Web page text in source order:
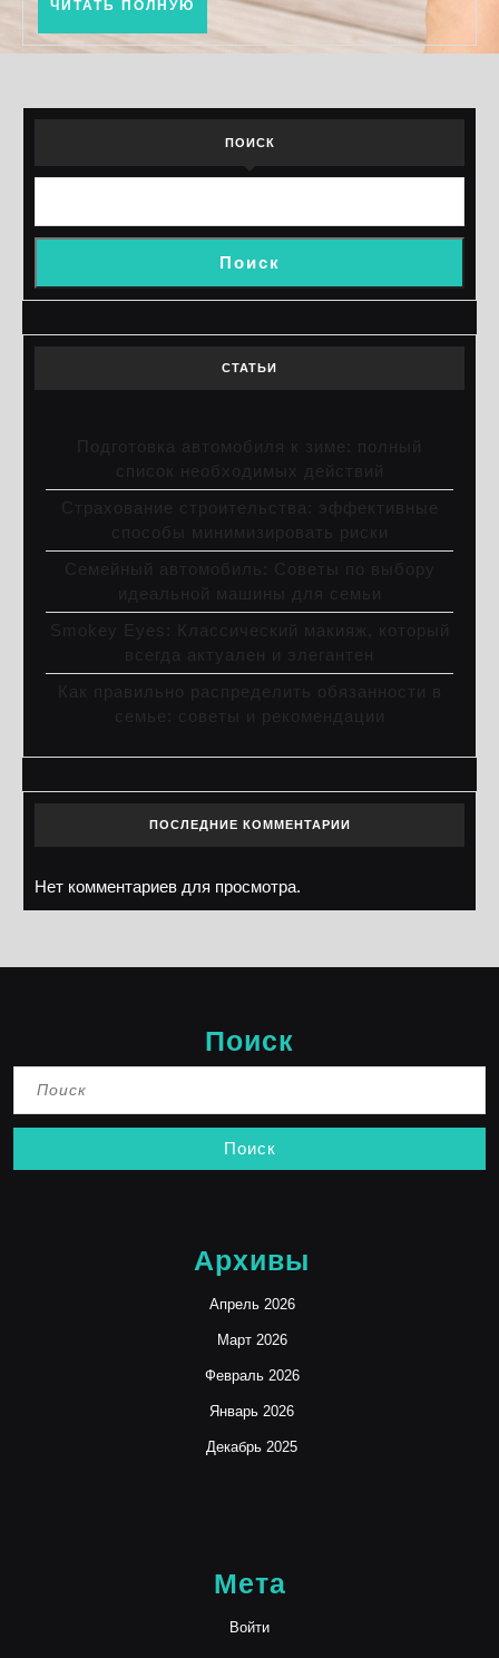
ЧИТАТЬ ПОЛНУЮ ЧИТАТЬ
ПОИСК
Поиск
СТАТЬИ
Подготовка автомобиля к зиме: полный
список необходимых действий
Страхование строительства: эффективные
способы минимизировать риски
Семейный автомобиль: Советы по выбору
идеальной машины для семьи
Smokey Eyes: Классический макияж, который
всегда актуален и элегантен
Как правильно распределить обязанности в
семье: советы и рекомендации
ПОСЛЕДНИЕ КОММЕНТАРИИ
Нет комментариев для просмотра.
Поиск
Архивы
Апрель 2026
Март 2026
Февраль 2026
Январь 2026
Декабрь 2025
Мета
Войти